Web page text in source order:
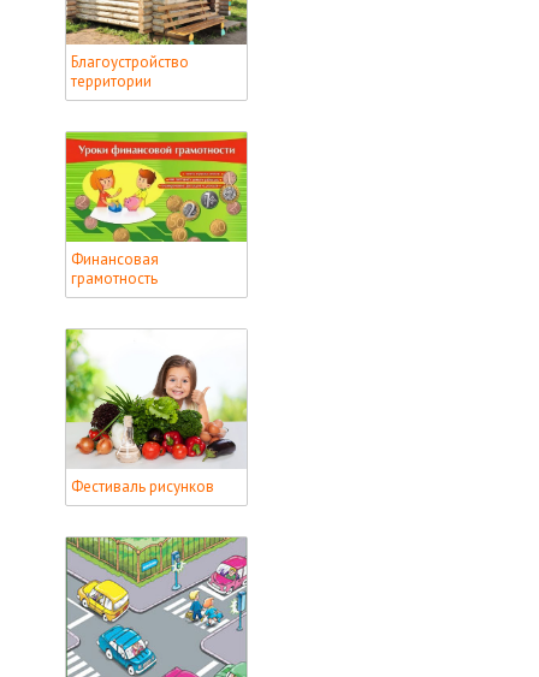
Благоустройство
территории
Финансовая
грамотность
Фестиваль рисунков